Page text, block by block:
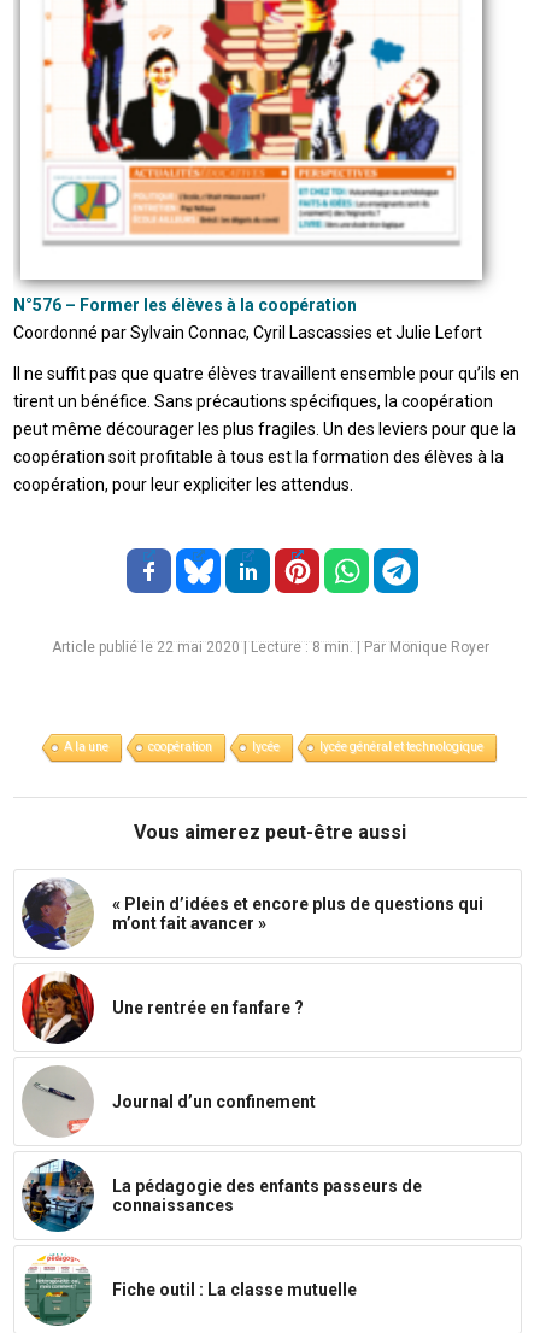
N°576 – Former les élèves à la coopération
Coordonné par Sylvain Connac, Cyril Lascassies et Julie Lefort
Il ne suffit pas que quatre élèves travaillent ensemble pour qu’ils en
tirent un bénéfice. Sans précautions spécifiques, la coopération
peut même décourager les plus fragiles. Un des leviers pour que la
coopération soit profitable à tous est la formation des élèves à la
coopération, pour leur expliciter les attendus.
Article publié le 22 mai 2020|Lecture : 8 min. | Par Monique Royer
A la une coopération lycée lycée général et technologique
Vous aimerez peut-être aussi
« Plein d’idées et encore plus de questions qui
m’ont fait avancer »
Une rentrée en fanfare ?
Journal d’un confinement
La pédagogie des enfants passeurs de
connaissances
Fiche outil : La classe mutuelle